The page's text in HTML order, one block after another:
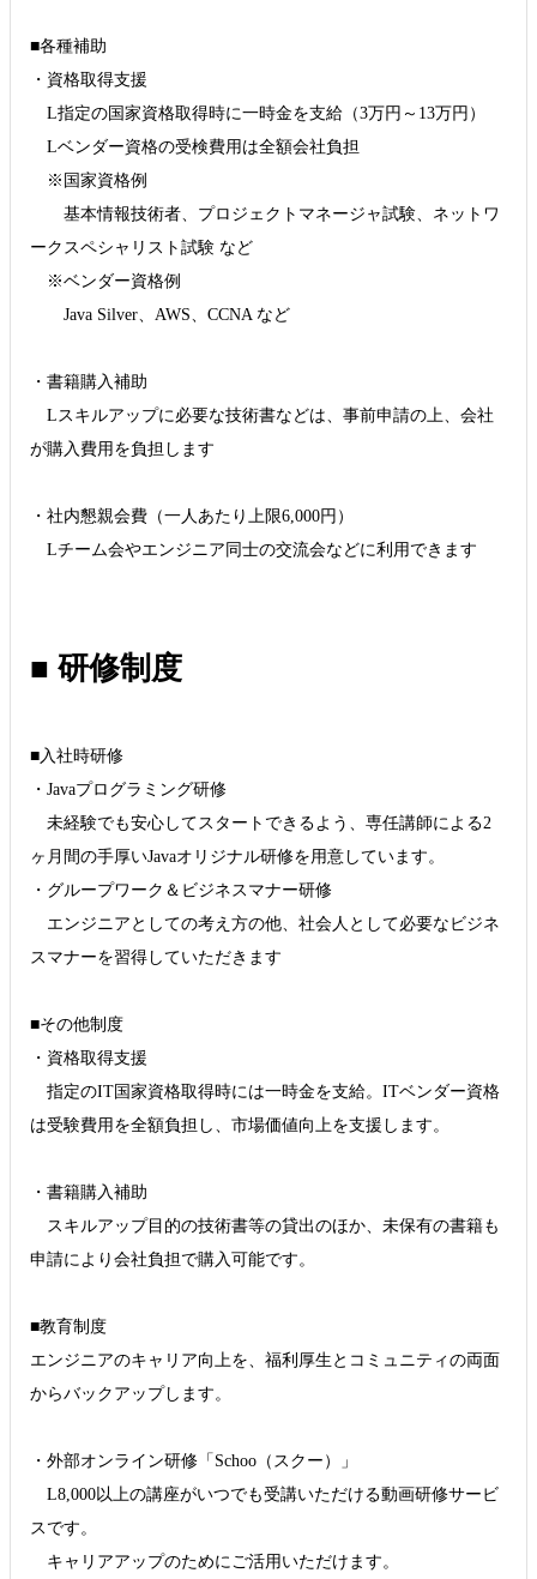
■各種補助
・資格取得支援
L指定の国家資格取得時に一時金を支給（3万円～13万円）
Lベンダー資格の受検費用は全額会社負担
※国家資格例
基本情報技術者、プロジェクトマネージャ試験、ネットワ
ークスペシャリスト試験 など
※ベンダー資格例
Java Silver、AWS、CCNA など
・書籍購入補助
Lスキルアップに必要な技術書などは、事前申請の上、会社
が購入費用を負担します
・社内懇親会費（一人あたり上限6,000円）
Lチーム会やエンジニア同士の交流会などに利用できます
■ 研修制度
■入社時研修
・Javaプログラミング研修
未経験でも安心してスタートできるよう、専任講師による2
ヶ月間の手厚いJavaオリジナル研修を用意しています。
・グループワーク＆ビジネスマナー研修
エンジニアとしての考え方の他、社会人として必要なビジネ
スマナーを習得していただきます
■その他制度
・資格取得支援
指定のIT国家資格取得時には一時金を支給。ITベンダー資格
は受験費用を全額負担し、市場価値向上を支援します。
・書籍購入補助
スキルアップ目的の技術書等の貸出のほか、未保有の書籍も
申請により会社負担で購入可能です。
■教育制度
エンジニアのキャリア向上を、福利厚生とコミュニティの両面
からバックアップします。
・外部オンライン研修「Schoo（スクー）」
L8,000以上の講座がいつでも受講いただける動画研修サービ
スです。
キャリアアップのためにご活用いただけます。